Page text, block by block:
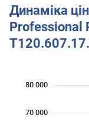
T1206071744101
Динаміка
Professional
80 000
70 000